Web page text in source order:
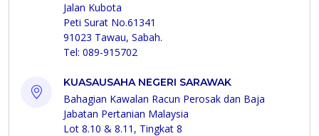
Jalan Kubota
Peti Surat No.61341
91023 Tawau, Sabah.
Tel: 089-915702
KUASAUSAHA NEGERI SARAWAK
Bahagian Kawalan Racun Perosak dan Baja
Jabatan Pertanian Malaysia
Lot 8.10 & 8.11, Tingkat 8